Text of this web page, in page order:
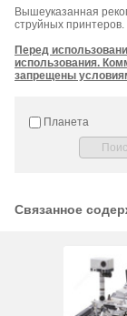
Вышеуказанная
струйных принтеров.
Перед
использования.
запрещены
Планета
Связанное